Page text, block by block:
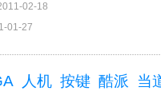
02-18
01-27
人机 按键 酷派 当